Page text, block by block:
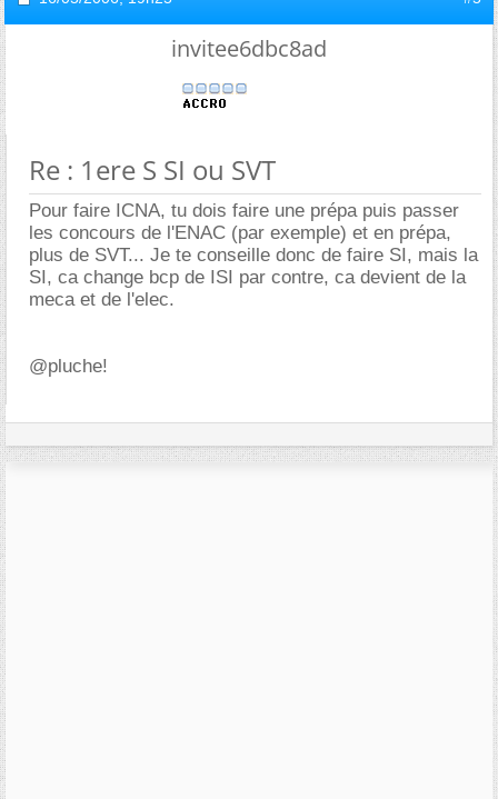
invitee6dbc8ad
Re : 1ere S SI ou SVT
Pour faire ICNA, tu dois faire une prépa puis passer
les concours de l'ENAC (par exemple) et en prépa,
plus de SVT... Je te conseille donc de faire SI, mais la
SI, ca change bcp de ISI par contre, ca devient de la
meca et de l'elec.
@pluche!